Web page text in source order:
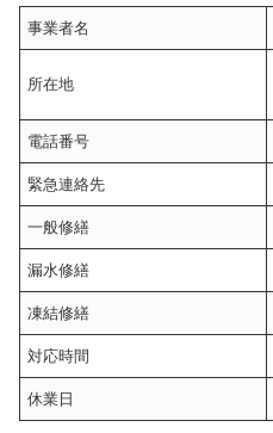
事業者名
所在地
電話番号
緊急連絡先
一般修繕
漏水修繕
凍結修繕
対応時間
休業日